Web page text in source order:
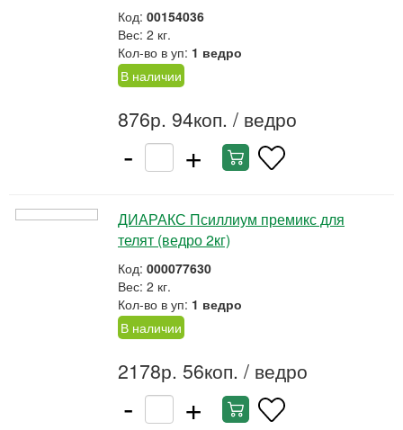
Код: 00154036
Вес: 2 кг.
Кол-во в уп: 1 ведро
В наличии
876р. 94коп. / ведро
- +
ДИАРАКС Псиллиум премикс для
телят (ведро 2кг)
Код: 000077630
Вес: 2 кг.
Кол-во в уп: 1 ведро
В наличии
2178р. 56коп. / ведро
- +